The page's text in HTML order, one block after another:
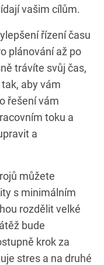
vašim cílům.
řízení času
plánování až po
trávíte svůj čas,
aby vám
řešení vám
toku a
a
můžete
s minimálním
rozdělit velké
bude
krok za
stres a na druhé